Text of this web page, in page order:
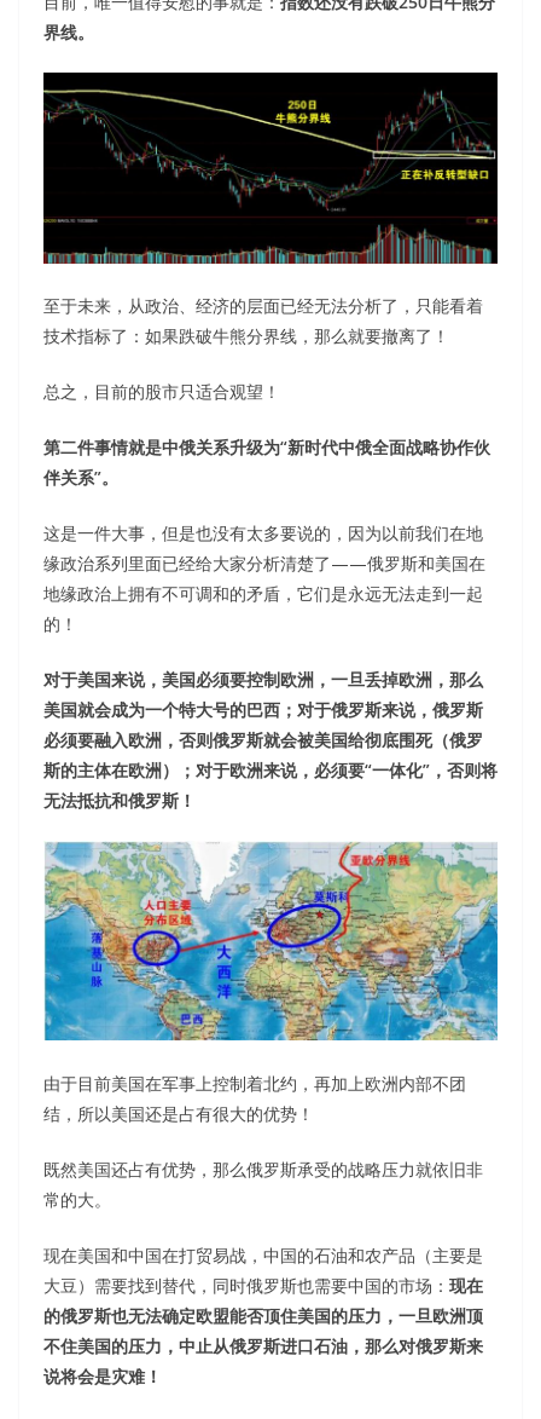
界线。
至于未来，从政治、经济的层面已经无法分析了，只能看着
技术指标了：如果跌破牛熊分界线，那么就要撤离了！
总之，目前的股市只适合观望！
第二件事情就是中俄关系升级为“新时代中俄全面战略协作伙
伴关系”。
这是一件大事，但是也没有太多要说的，因为以前我们在地
缘政治系列里面已经给大家分析清楚了——俄罗斯和美国在
地缘政治上拥有不可调和的矛盾，它们是永远无法走到一起
的！
对于美国来说，美国必须要控制欧洲，一旦丢掉欧洲，那么
美国就会成为一个特大号的巴西；对于俄罗斯来说，俄罗斯
必须要融入欧洲，否则俄罗斯就会被美国给彻底围死（俄罗
斯的主体在欧洲）；对于欧洲来说，必须要“一体化”，否则将
无法抵抗和俄罗斯！
由于目前美国在军事上控制着北约，再加上欧洲内部不团
结，所以美国还是占有很大的优势！
既然美国还占有优势，那么俄罗斯承受的战略压力就依旧非
常的大。
现在美国和中国在打贸易战，中国的石油和农产品（主要是
大豆）需要找到替代，同时俄罗斯也需要中国的市场： 现在
的俄罗斯也无法确定欧盟能否顶住美国的压力，一旦欧洲顶
不住美国的压力，中止从俄罗斯进口石油，那么对俄罗斯来
说将会是灾难！